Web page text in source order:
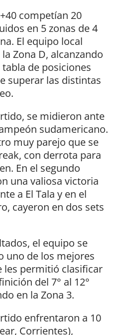
competían 20
en 5 zonas de 4
El equipo local
Zona D, alcanzando
tabla de posiciones
superar las distintas
se midieron ante
sudamericano.
muy parejo que se
con derrota para
En el segundo
una valiosa victoria
a El Tala y en el
cayeron en dos sets
el equipo se
uno de los mejores
les permitió clasificar
del 7° al 12°
en la Zona 3.
enfrentaron a 10
Corrientes),